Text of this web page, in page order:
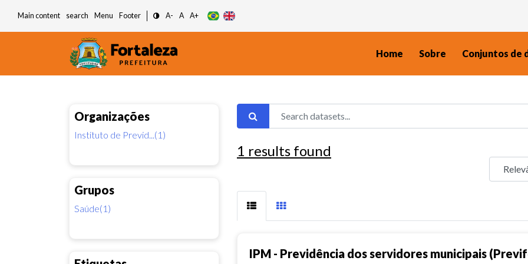
Main content search Menu Footer A- A A+
Home Sobre Conjuntos de
Organizações
Instituto de Previd...(1)
Grupos
Saúde(1)
1 results found
IPM - Previdência dos servidores municipais